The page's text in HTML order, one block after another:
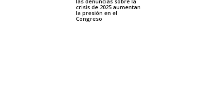
crisis de 2025 aumentan
la presión en el
Congreso